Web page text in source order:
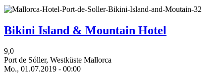
Bikini Island & Mountain Hotel
9,0
Port de Sóller, Westküste Mallorca
Mo., 01.07.2019 - 00:00